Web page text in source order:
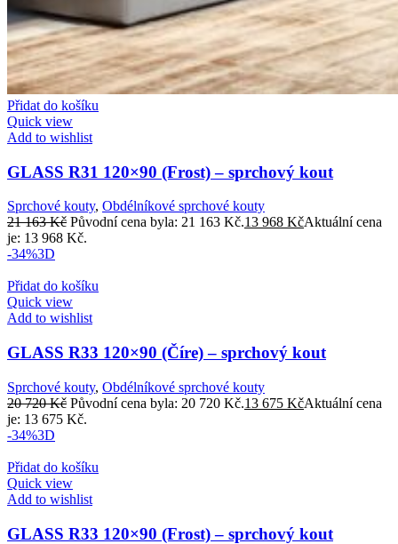
Přidat do košíku
Quick view
Add to wishlist
GLASS R31 120×90 (Frost) – sprchový kout
Sprchové kouty, Obdélníkové sprchové kouty
21 163Kč Původní cena byla: 21 163 Kč.13 968 KčAktuální cena
je: 13 968 Kč.
-34%3D
Přidat do košíku
Quick view
Add to wishlist
GLASS R33 120×90 (Číre) – sprchový kout
Sprchové kouty, Obdélníkové sprchové kouty
20 720Kč Původní cena byla: 20 720 Kč.13 675 KčAktuální cena
je: 13 675 Kč.
-34%3D
Přidat do košíku
Quick view
Add to wishlist
GLASS R33 120×90 (Frost) – sprchový kout